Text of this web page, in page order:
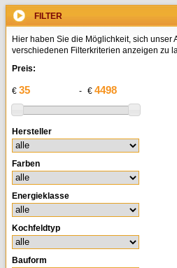
Waschen & Trocknen
Geschirrspüler
Kleingeräte & Sonstiges
Kaminöfen
FILTER
Hier haben Sie die Möglichkeit, sich unser
verschiedenen Filterkriterien anzeigen zu
Preis:
€ - €
Hersteller
Farben
Energieklasse
Kochfeldtyp
Bauform